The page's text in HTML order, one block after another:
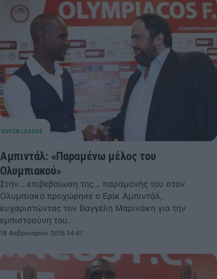
Αμπιντάλ: «Παραμένω μέλος του
Ολυμπιακού»
Στην… επιβεβαίωση της… παραμονής του στον
Ολυμπιακό προχώρησε ο Ερίκ Αμπιντάλ,
ευχαριστώντας τον Βαγγέλη Μαρινάκη για την
εμπιστοσύνη του.
18 Φεβρουαρίου 2015 14:47